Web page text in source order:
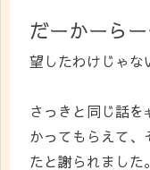
だーかーらー
望したわけじゃな
さっきと同じ話を
かってもらえて、
たと謝られました。